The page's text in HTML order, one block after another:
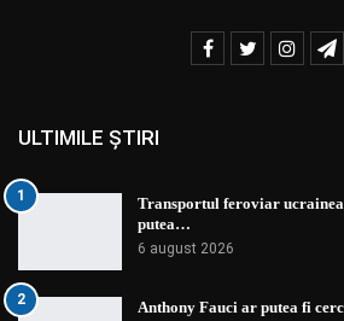
ULTIMILE ȘTIRI
1
Transportul feroviar
putea…
6 august 2026
2
Anthony Fauci ar putea fi